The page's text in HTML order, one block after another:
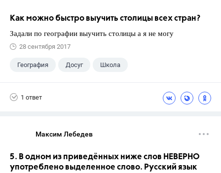
Как можно быстро выучить столицы всех стран?
Задали по географии выучить столицы а я не могу
28 сентября 2017
География Досуг Школа
1 ответ
Максим Лебедев
5. В одном из приведённых ниже слов НЕВЕРНО
употреблено выделенное слово. Русский язык